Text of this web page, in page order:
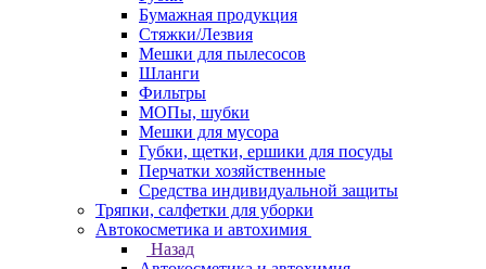
Бумажная продукция
Стяжки/Лезвия
Мешки для пылесосов
Шланги
Фильтры
МОПы, шубки
Мешки для мусора
Губки, щетки, ершики для посуды
Перчатки хозяйственные
Средства индивидуальной защиты
Тряпки, салфетки для уборки
Автокосметика и автохимия
Назад